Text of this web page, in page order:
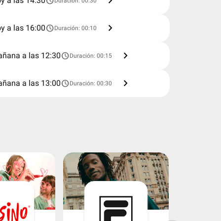
a las 16:00scheduleDuración: 00:10 chevron_right
a las 12:30scheduleDuración: 00:15 chevron_right
a las 13:00scheduleDuración: 00:30 chevron_right